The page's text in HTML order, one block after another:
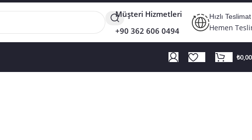
Müşteri Hizmetleri
+90 362 606 0494
Hızlı Teslimat
Hemen
₺0,00